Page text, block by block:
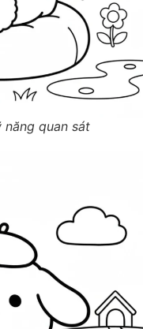
năng quan sát